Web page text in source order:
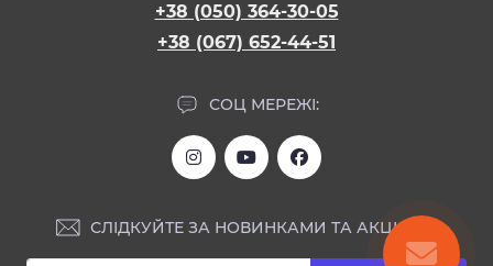
+38 (050) 364-30-05
+38 (067) 652-44-51
СОЦ МЕРЕЖІ:
СЛІДКУЙТЕ ЗА НОВИНКАМИ ТА АКЦІЯМИ: